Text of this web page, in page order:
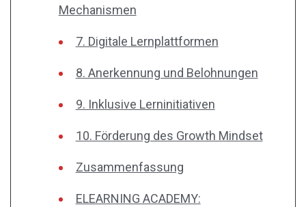
Mechanismen
7. Digitale Lernplattformen
8. Anerkennung und Belohnungen
9. Inklusive Lerninitiativen
10. Förderung des Growth Mindset
Zusammenfassung
ELEARNING ACADEMY: